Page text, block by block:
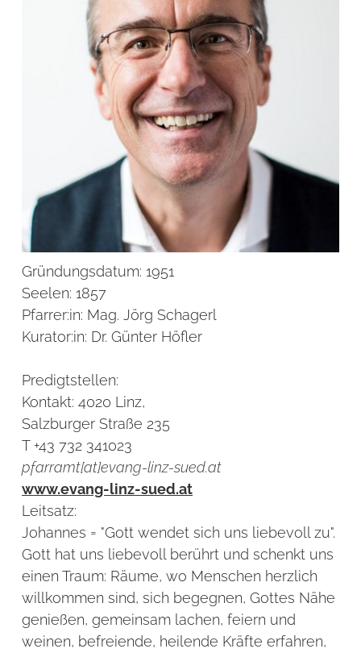
Gründungsdatum: 1951
Seelen: 1857
Pfarrer:in: Mag. Jörg Schagerl
Kurator:in: Dr. Günter Höfler
Predigtstellen:
Kontakt: 4020 Linz,
Salzburger Straße 235
T +43 732 341023
pfarramt[at]evang-linz-sued.at
www.evang-linz-sued.at
Leitsatz:
Johannes = "Gott wendet sich uns liebevoll zu".
Gott hat uns liebevoll berührt und schenkt uns
einen Traum: Räume, wo Menschen herzlich
willkommen sind, sich begegnen, Gottes Nähe
genießen, gemeinsam lachen, feiern und
weinen, befreiende, heilende Kräfte erfahren,